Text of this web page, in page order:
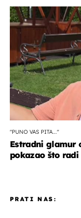
"PUNO VAS PITA..."
Estradni glamur
pokazao što
PRATI NAS: